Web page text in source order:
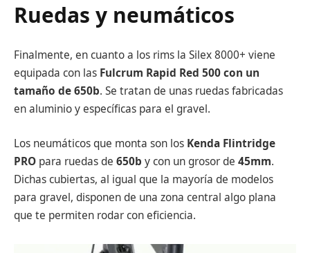
Ruedas y neumáticos
Finalmente, en cuanto a los rims la Silex 8000+ viene
equipada con las Fulcrum Rapid Red 500 con un
tamaño de 650b. Se tratan de unas ruedas fabricadas
en aluminio y específicas para el gravel.
Los neumáticos que monta son los Kenda Flintridge
PRO para ruedas de 650b y con un grosor de 45mm.
Dichas cubiertas, al igual que la mayoría de modelos
para gravel, disponen de una zona central algo plana
que te permiten rodar con eficiencia.